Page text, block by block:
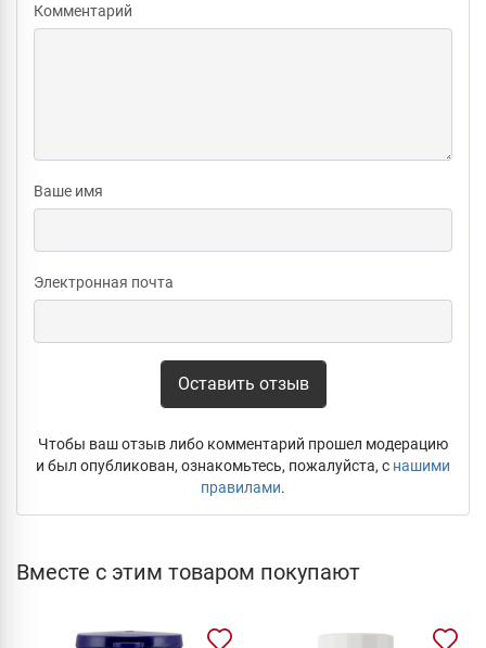
Комментарий
Ваше имя
Электронная почта
Оставить отзыв
Чтобы ваш отзыв либо комментарий прошел модерацию
и был опубликован, ознакомьтесь, пожалуйста, с нашими
правилами.
Вместе с этим товаром покупают